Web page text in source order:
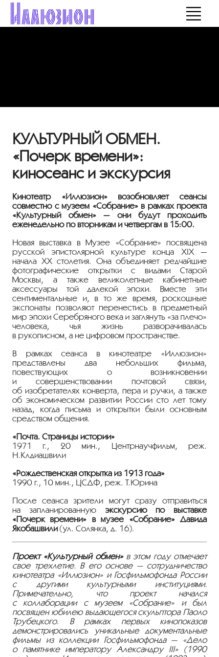
КУЛЬТУРНЫЙ ОБМЕН.
«Почерк времени»:
киносеанс и экскурсия
Кинотеатр «Иллюзион» возобновляет сеансы
совместно с музеем «Собрание» в рамках проекта
«Культурный обмен» — они будут проходить
еженедельно по вторникам и четвергам в 15:00.
Новая выставка в Музее «Собрание» посвящена
русской эпистолярной культуре конца XIX —
начала XX столетия. Она объединяет редчайшие
фотографические открытки с видами Старой
Москвы, а также великолепные кабинетные
аксессуары той далекой эпохи. Вместе эти
сентиментальные и, в то же время, роскошные
экспонаты позволяют перенестись в предметный
мир эпохи Серебряного века и заглянуть «за плечо»
человека, чья жизнь разворачивалась
в рукописном, а не цифровом пространстве.
В рамках сеанса в кинотеатре «Иллюзион»
представлены два небольших фильма,
повествующих о возникновении
и совершенствовании почтовой связи,
об изобретателях конверта, пера и ручки, а также
об экономическом развитии России сто лет тому
назад, когда письма и открытки были основным
средством общения.
«Почта. Страницы истории»
1971 г., 20 мин., Центрнаучфильм, реж.
Н.Клдиашвили
«Рождественская открытка из 1913 года»
1990 г., 10 мин., ЦСДФ, реж. Т.Юрина
После сеанса зрители могут сразу отправиться
на запланированную экскурсию по выставке
«Почерк времени» в музее «Собрание» Давида
Якобашвили(ул. Солянка, д. 16).
Проект «Культурный обмен»в этом году отмечает
свое трехлетие. В его основе — сотрудничество
кинотеатра «Иллюзион» и Госфильмофонда России
с другими культурными институциями.
Примечательно, что проект начался
с коллаборации с музеем «Собрание» и был
посвящен юбилею выдающегося скульптора Паоло
Трубецкого. В рамках первых кинопоказов
демонстрировались уникальные документальные
фильмы из коллекции Госфильмофонда — «Дело
о памятнике императору Александру III» (1990